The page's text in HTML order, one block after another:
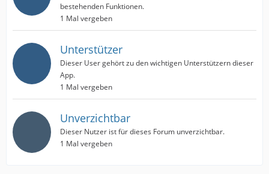
bestehenden Funktionen.
1 Mal vergeben
Unterstützer
Dieser User gehört zu den wichtigen Unterstützern dieser
App.
1 Mal vergeben
Unverzichtbar
Dieser Nutzer ist für dieses Forum unverzichtbar.
1 Mal vergeben